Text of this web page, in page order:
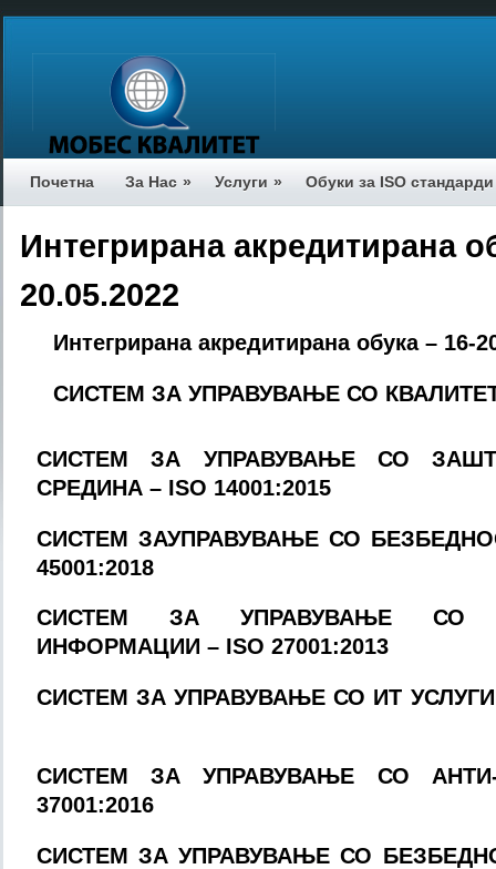
Почетна За Нас » Услуги » Обуки за ISO стандарди
Интегрирана акредитирана
20.05.2022
Интегрирана акредитирана обука – 16-
СИСТЕМ ЗА УПРАВУВАЊЕ СО
СИСТЕМ ЗА УПРАВУВАЊЕ СО
СРЕДИНА – ISO 14001:2015
СИСТЕМ ЗАУПРАВУВАЊЕ СО
45001:2018
СИСТЕМ ЗА УПРАВУВАЊЕ СО
ИНФОРМАЦИИ – ISO 27001:2013
СИСТЕМ ЗА УПРАВУВАЊЕ СО ИТ
СИСТЕМ ЗА УПРАВУВАЊЕ СО
37001:2016
СИСТЕМ ЗА УПРАВУВАЊЕ СО